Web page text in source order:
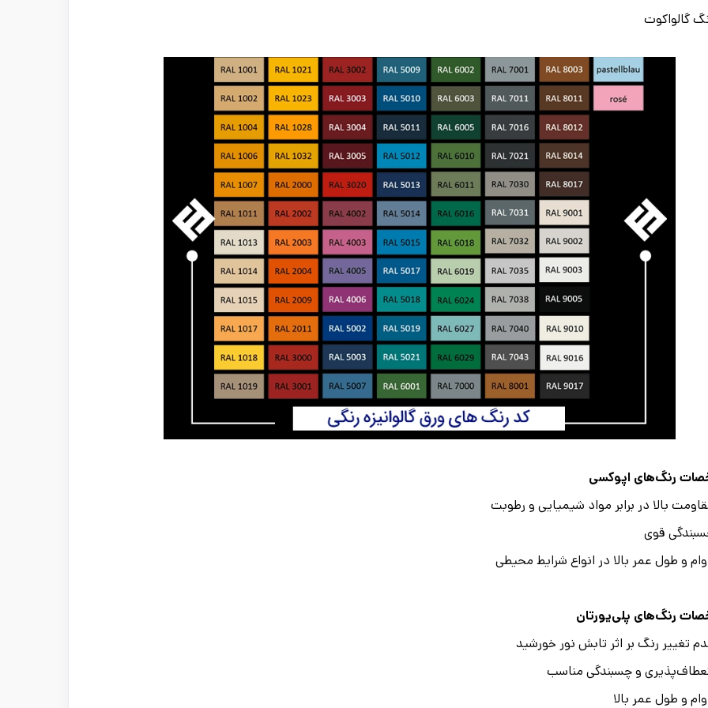
گالواکوت
رنگ‌های اپوکسی
بالا در برابر مواد شیمیایی و رطوبت
قوی
و طول عمر بالا در انواع شرایط محیطی
رنگ‌های پلی‌یورتان
تغییر رنگ بر اثر تابش نور خورشید
و چسبندگی مناسب
و طول عمر بالا